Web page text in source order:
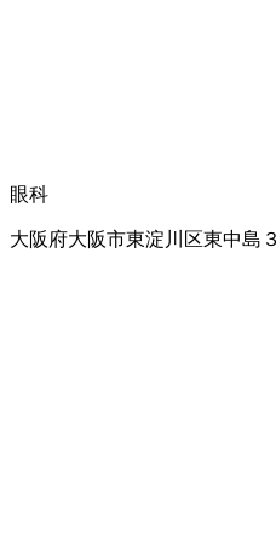
眼科
大阪府大阪市東淀川区東中島